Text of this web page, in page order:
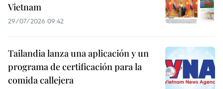
Vietnam
29/07/2026 09:42
Tailandia lanza una aplicación y un
programa de certificación para la
comida callejera